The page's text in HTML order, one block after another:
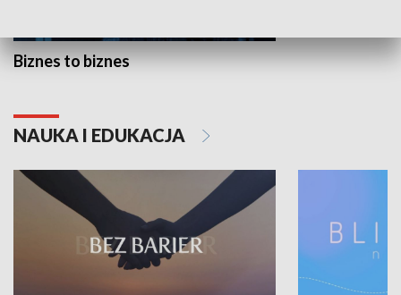
Biznes to biznes
NAUKA I EDUKACJA